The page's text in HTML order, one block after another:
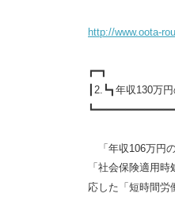
賃金
http://www.oota-
┏━┓
2. ┗┓ 年収130万
「年収 106万円
「社会保険適用
応した「短時間労